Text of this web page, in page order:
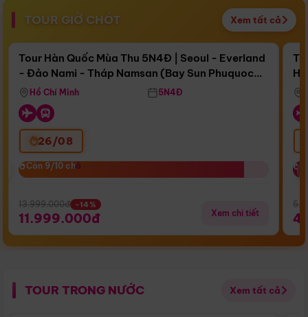
TOUR GIỜ CHÓT Xem tất cả
Còn17 ngày 12:44:45
Bay Sun Phuquoc Airways
Điểm nổi bật
Tour Hàn Quốc Mùa Thu 5N4Đ | Seoul - Everland
- Đảo Nami - Tháp Namsan (Bay Sun Phuquoc
Airways)
Hồ Chí Minh 5N4Đ
26/08
Còn 9/10 chỗ
Còn 9/10 chỗ
13.999.000đ -14%
11.999.000đ Xem chi tiết
TOUR TRONG NƯỚC Xem tất cả
Điểm nổi bật